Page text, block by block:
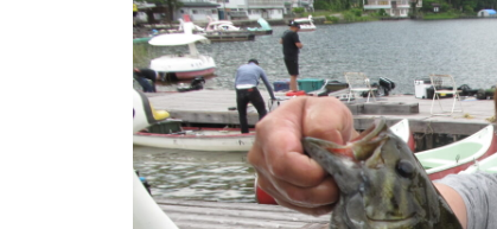
/
バ
ス
ボ
ー
ト
i
k
o
t
e
i
_